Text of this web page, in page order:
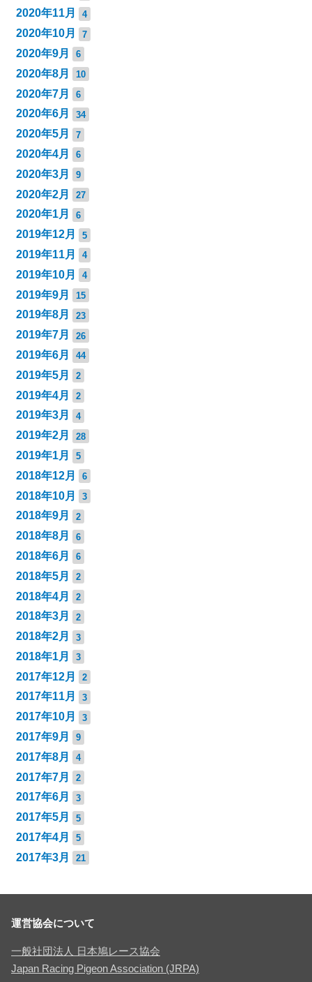
2020年11月 4
2020年10月 7
2020年9月 6
2020年8月 10
2020年7月 6
2020年6月 34
2020年5月 7
2020年4月 6
2020年3月 9
2020年2月 27
2020年1月 6
2019年12月 5
2019年11月 4
2019年10月 4
2019年9月 15
2019年8月 23
2019年7月 26
2019年6月 44
2019年5月 2
2019年4月 2
2019年3月 4
2019年2月 28
2019年1月 5
2018年12月 6
2018年10月 3
2018年9月 2
2018年8月 6
2018年6月 6
2018年5月 2
2018年4月 2
2018年3月 2
2018年2月 3
2018年1月 3
2017年12月 2
2017年11月 3
2017年10月 3
2017年9月 9
2017年8月 4
2017年7月 2
2017年6月 3
2017年5月 5
2017年4月 5
2017年3月 21
運営協会について
一般社団法人 日本鳩レース協会
Japan Racing Pigeon Association (JRPA)